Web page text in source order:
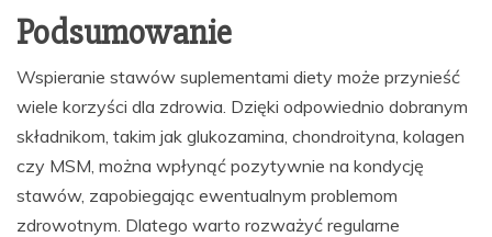
Podsumowanie
Wspieranie stawów suplementami diety może przynieść
wiele korzyści dla zdrowia. Dzięki odpowiednio dobranym
składnikom, takim jak glukozamina, chondroityna, kolagen
czy MSM, można wpłynąć pozytywnie na kondycję
stawów, zapobiegając ewentualnym problemom
zdrowotnym. Dlatego warto rozważyć regularne